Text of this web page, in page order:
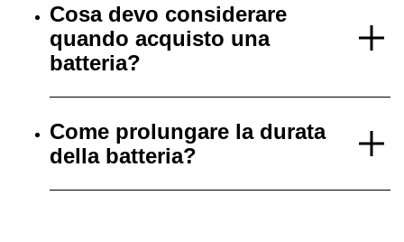
Cosa devo considerare
quando acquisto una
batteria?
Come prolungare la durata
della batteria?